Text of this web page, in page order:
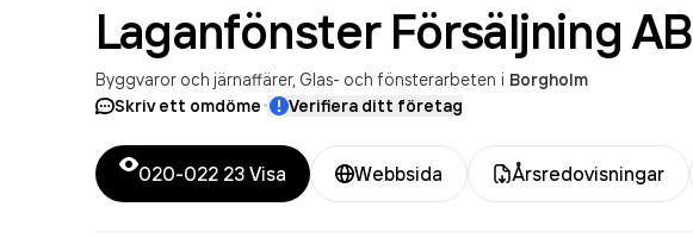
Laganfönster Försäljning AB
Byggvaror och järnaffärer Glas- och fönsterarbeten i Borgholm
Skriv ett omdöme· Verifiera ditt företag
020-022 23 Visa Webbsida Årsredovisningar